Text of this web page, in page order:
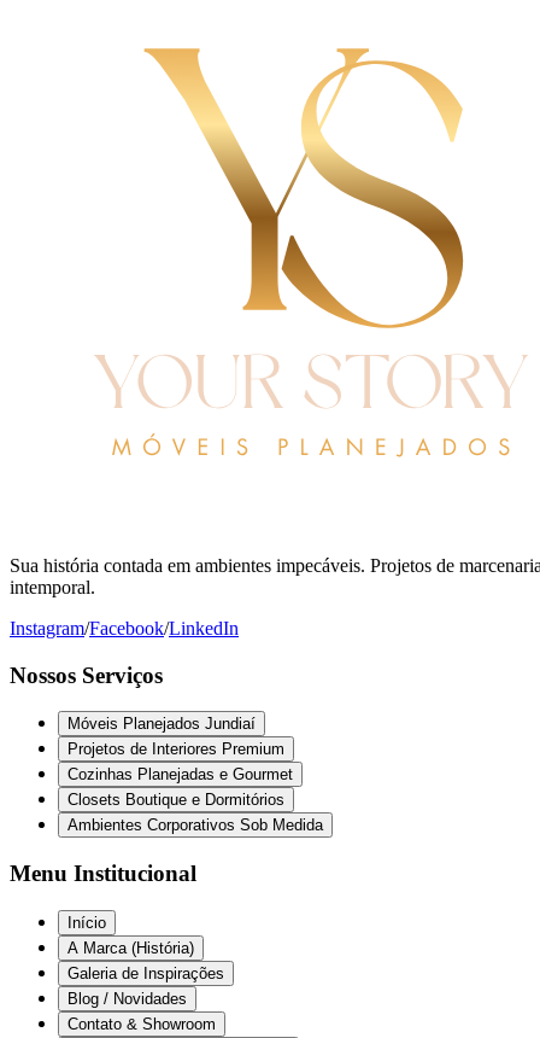
Sua história contada em ambientes impecáveis. Projetos de
intemporal.
Instagram/Facebook/LinkedIn
Nossos Serviços
Móveis Planejados Jundiaí
Projetos de Interiores Premium
Cozinhas Planejadas e Gourmet
Closets Boutique e Dormitórios
Ambientes Corporativos Sob Medida
Menu Institucional
Início
A Marca (História)
Galeria de Inspirações
Blog / Novidades
Contato & Showroom